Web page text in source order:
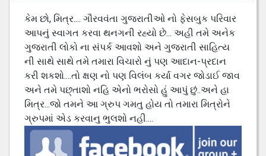
કેમ છો, મિત્ર.... ગૌરવવંતા ગુજરાતીઓ નો ફેસબુક પરિવાર
આપનું સ્વાગત કરવા થનગની રહ્યો છે... અહી તમે અનેક
ગુજરાતી લોકો ના સંપર્ક આવશો અને ગુજરાતી સાહિત્ય
ની સાથે સાથે તમે તમારા વિચારો નું પણ આદાન-પ્રદાન
કરી શકશો....તો ક્ષણ નો પણ વિલંબ કર્યા વગર જોડાઈ જાવ
અને તમે પછ્તાશો નહિ એનો ભરોસો હું આપું છું..અને હા
મિત્ર...જો તમને આ ગ્રુપ ગમતુ હોય તો તમારા મિત્રોને
ગ્રુપમાં એડ કરવાનુ ભુલશો નહી....